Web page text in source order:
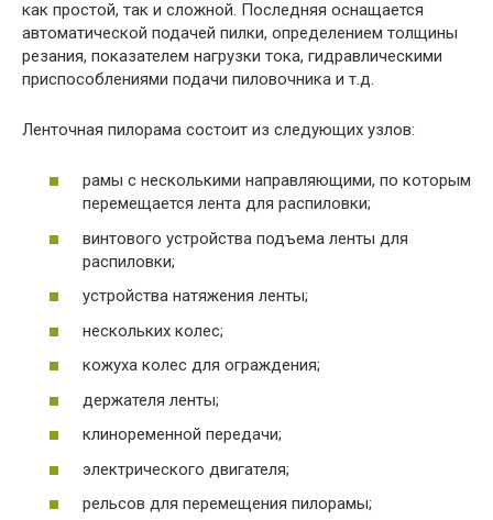
как простой, так и сложной. Последняя оснащается
автоматической подачей пилки, определением толщины
резания, показателем нагрузки тока, гидравлическими
приспособлениями подачи пиловочника и т.д.
Ленточная пилорама состоит из следующих узлов:
рамы с несколькими направляющими, по которым
перемещается лента для распиловки;
винтового устройства подъема ленты для
распиловки;
устройства натяжения ленты;
нескольких колес;
кожуха колес для ограждения;
держателя ленты;
клиноременной передачи;
электрического двигателя;
рельсов для перемещения пилорамы;